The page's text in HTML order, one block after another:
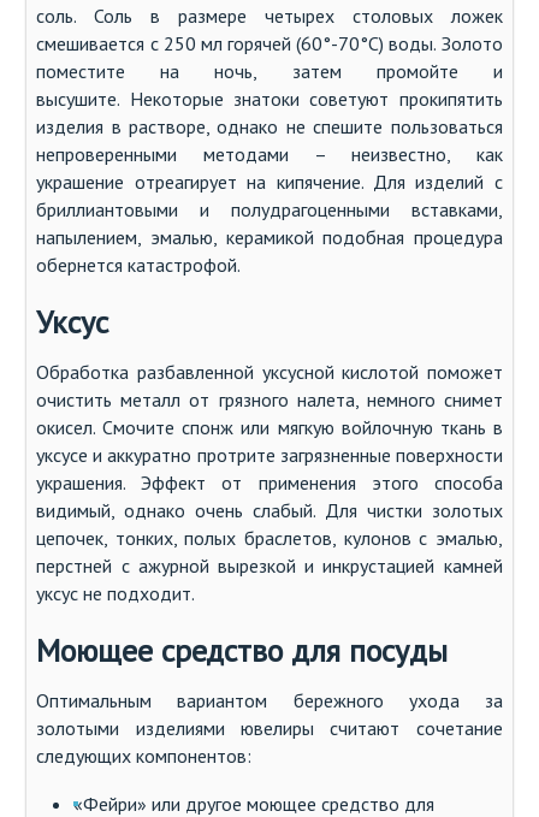
соль. Соль в размере четырех столовых ложек
смешивается с 250 мл горячей (60°-70°С) воды. Золото
поместите на ночь, затем промойте и
высушите. Некоторые знатоки советуют прокипятить
изделия в растворе, однако не спешите пользоваться
непроверенными методами – неизвестно, как
украшение отреагирует на кипячение. Для изделий с
бриллиантовыми и полудрагоценными вставками,
напылением, эмалью, керамикой подобная процедура
обернется катастрофой.
Уксус
Обработка разбавленной уксусной кислотой поможет
очистить металл от грязного налета, немного снимет
окисел. Смочите спонж или мягкую войлочную ткань в
уксусе и аккуратно протрите загрязненные поверхности
украшения. Эффект от применения этого способа
видимый, однако очень слабый. Для чистки золотых
цепочек, тонких, полых браслетов, кулонов с эмалью,
перстней с ажурной вырезкой и инкрустацией камней
уксус не подходит.
Моющее средство для посуды
Оптимальным вариантом бережного ухода за
золотыми изделиями ювелиры считают сочетание
следующих компонентов:
«Фейри» или другое моющее средство для